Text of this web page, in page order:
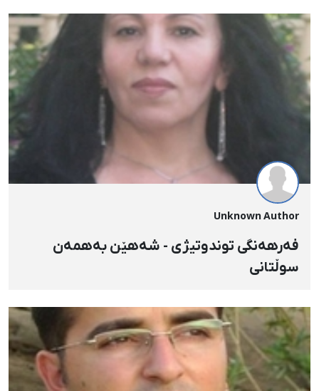
Unknown Author
فەرهه‌نگی توندوتیژی - شەهێن بەهمەن
سوڵتانی